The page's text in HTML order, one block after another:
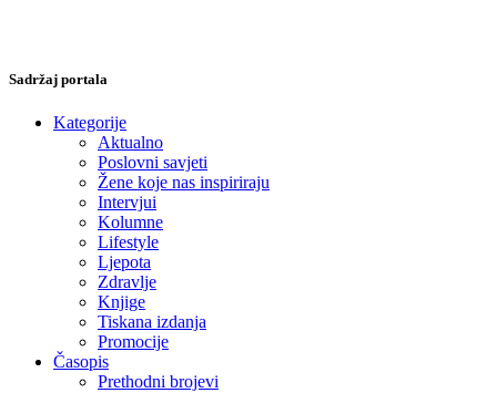
Sadržaj portala
Kategorije
Aktualno
Poslovni savjeti
Žene koje nas inspiriraju
Intervjui
Kolumne
Lifestyle
Ljepota
Zdravlje
Knjige
Tiskana izdanja
Promocije
Časopis
Prethodni brojevi